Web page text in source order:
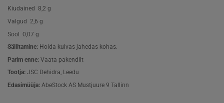
Kiudained 8,2 g
Valgud 2,6 g
Sool 0,07 g
Säilitamine: Hoida kuivas jahedas kohas.
Parim enne: Vaata pakendilt
Tootja: JSC Dehidra, Leedu
Edasimüüja: AbeStock AS Mustjuure 9 Tallinn